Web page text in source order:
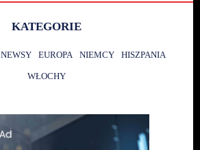
KATEGORIE
NEWSY EUROPA NIEMCY HISZPANIA
WŁOCHY